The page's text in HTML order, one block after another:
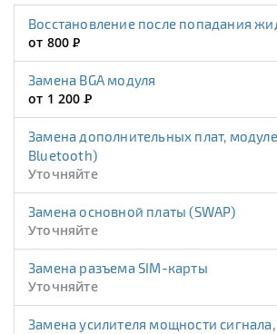
Восстановление после попадания
от 800Р
Замена BGA модуля
от 1 200Р
Замена дополнительных плат, модулей (RF, Wi-Fi,
Bluetooth)
Уточняйте
Замена основной платы (SWAP)
Уточняйте
Замена разъема SIM-карты
Уточняйте
Замена усилителя мощности сигнала,